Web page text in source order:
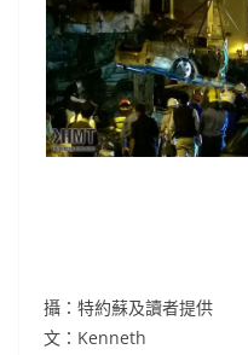
攝：特約蘇及讀者提供
文：Kenneth